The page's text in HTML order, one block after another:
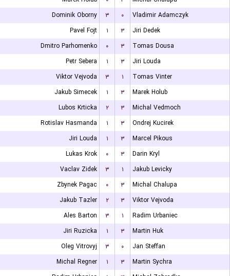
Dominik Oborny
۳ ۰
Vladimir Adamczyk
Pavel Fojt
۱ ۳
Jiri Dedek
Dmitro Parhomenko
۰ ۳
Tomas Dousa
Petr Sebera
۱ ۳
Jiri Louda
Viktor Vejvoda
۳ ۱
Tomas Vinter
Jakub Simecek
۱ ۳
Marek Holub
Lubos Krticka
۲ ۳
Michal Vedmoch
Rotislav Hasmanda
۱ ۳
Ondrej Kucirek
Jiri Louda
۱ ۳
Marcel Pikous
Lukas Krok
۰ ۳
Darin Kryl
Vaclav Zidek
۳ ۱
Jakub Levicky
Zbynek Pagac
۰ ۳
Michal Chalupa
Jakub Tazler
۲ ۳
Viktor Vejvoda
Ales Barton
۳ ۱
Radim Urbaniec
Jiri Ruzicka
۱ ۳
Martin Huk
Oleg Vitrovyj
۳ ۰
Jan Steffan
Michal Regner
۱ ۳
Martin Sychra